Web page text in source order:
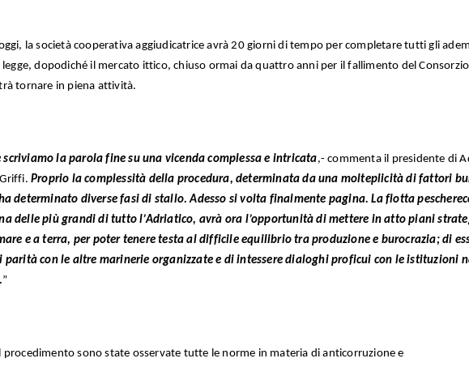
la società cooperativa aggiudicatrice avrà 20 giorni di tempo per completare tutti gli
legge, dopodiché il mercato ittico, chiuso ormai da quattro anni per il fallimento del
tornare in piena attività.
scriviamo la parola fine su una vicenda complessa e intricata,- commenta il presidente di
Proprio la complessità della procedura, determinata da una molteplicità di fattori
determinato diverse fasi di stallo. Adesso si volta finalmente pagina. La flotta
delle più grandi di tutto l’Adriatico, avrà ora l’opportunità di mettere in atto piani
e a terra, per poter tenere testa al difficile equilibrio tra produzione e burocrazia; di
parità con le altre marinerie organizzate e di intessere dialoghi proficui con le istituzioni
”
procedimento sono state osservate tutte le norme in materia di anticorruzione e